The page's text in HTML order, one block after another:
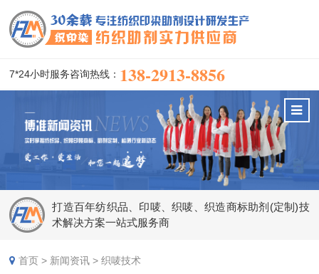
7*24小时服务咨询热线： 138-2913-8856
打造百年纺织品、印唛、织唛、织造商标助剂(定制)技
术解决方案一站式服务商
首页 > 新闻资讯 >织唛技术